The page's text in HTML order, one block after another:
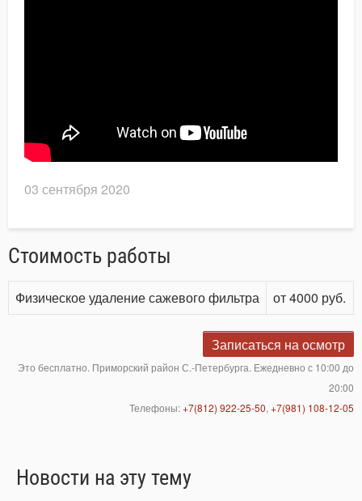
03 сентября 2020
Стоимость работы
Физическое удаление сажевого фильтра от 4000 руб.
Записаться на осмотр
Это бесплатно. Приморский район С.-Петербурга. Ежедневно с 10:00 до
20:00
Телефоны:+7(812) 922-25-50, +7(981) 108-12-05
Новости на эту тему